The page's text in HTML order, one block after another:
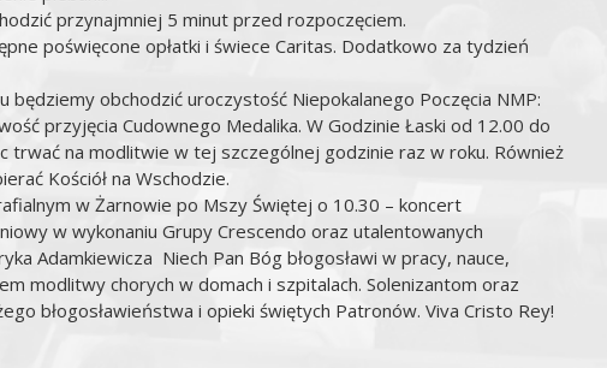
przynajmniej 5 minut przed rozpoczęciem.
poświęcone opłatki i świece Caritas. Dodatkowo za tydzień
obchodzić uroczystość Niepokalanego Poczęcia NMP:
przyjęcia Cudownego Medalika. W Godzinie Łaski od 12.00 do
trwać na modlitwie w tej szczególnej godzinie raz w roku. Również
Kościół na Wschodzie.
w Żarnowie po Mszy Świętej o 10.30 – koncert
w wykonaniu Grupy Crescendo oraz utalentowanych
Adamkiewicza Niech Pan Bóg błogosławi w pracy, nauce,
modlitwy chorych w domach i szpitalach. Solenizantom oraz
błogosławieństwa i opieki świętych Patronów. Viva Cristo Rey!